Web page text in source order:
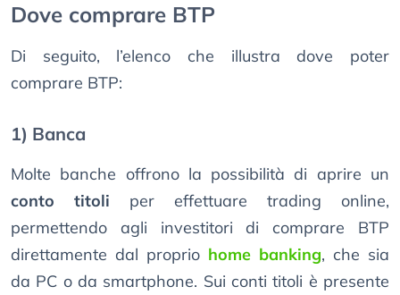
Dove comprare BTP
Di seguito, l’elenco che illustra dove poter
comprare BTP:
1) Banca
Molte banche offrono la possibilità di aprire un
conto titoli per effettuare trading online,
permettendo agli investitori di comprare BTP
direttamente dal proprio home banking, che sia
da PC o da smartphone. Sui conti titoli è presente